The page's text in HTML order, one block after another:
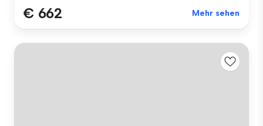
€ 662 Mehr sehen